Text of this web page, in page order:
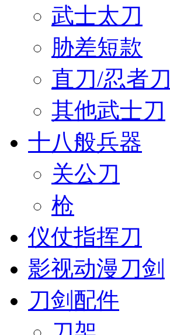
武士太刀
胁差短款
直刀/忍者刀
其他武士刀
十八般兵器
关公刀
枪
仪仗指挥刀
影视动漫刀剑
刀剑配件